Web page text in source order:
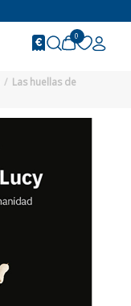
0
Las huellas de